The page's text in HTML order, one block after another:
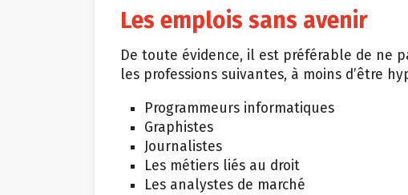
Les emplois sans avenir
De toute évidence, il est préférable de ne
les professions suivantes, à moins d’être
Programmeurs informatiques
Graphistes
Journalistes
Les métiers liés au droit
Les analystes de marché